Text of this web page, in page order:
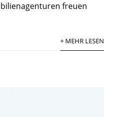
freuen
+ MEHR LESEN